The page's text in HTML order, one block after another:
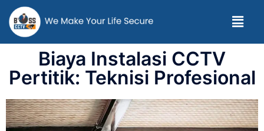
Biaya Instalasi CCTV
Pertitik: Teknisi Profesional